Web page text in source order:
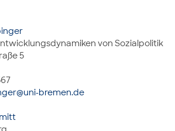
von Sozialpolitik
5
bremen.de